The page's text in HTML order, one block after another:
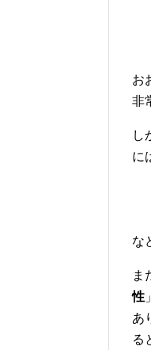
お
非
し
に
な
ま
性
あ
る